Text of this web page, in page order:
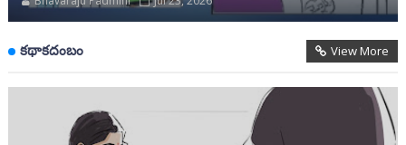
కథాకదంబం View More